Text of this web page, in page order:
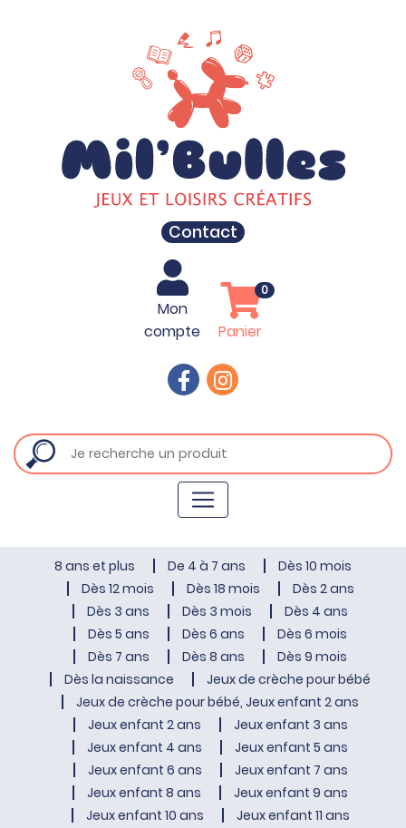
Contact
Mon
compte
Panier
0
8 ans et plus De 4 à 7 ans
Dès 10 mois
Dès 12 mois
Dès 18 mois
Dès 2 ans
Dès 3 ans
Dès 3 mois
Dès 4 ans
Dès 5 ans
Dès 6 ans
Dès 6 mois
Dès 7 ans
Dès 8 ans
Dès 9 mois
Dès la naissance
Jeux de crèche pour bébé
Jeux de crèche pour bébé, Jeux enfant 2 ans
Jeux enfant 2 ans
Jeux enfant 3 ans
Jeux enfant 4 ans
Jeux enfant 5 ans
Jeux enfant 6 ans
Jeux enfant 7 ans
Jeux enfant 8 ans
Jeux enfant 9 ans
Jeux enfant 10 ans
Jeux enfant 11 ans